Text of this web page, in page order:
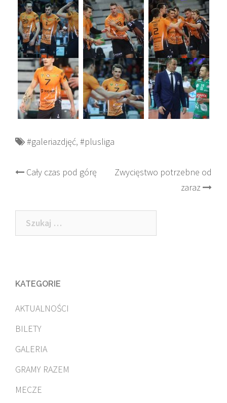
#galeriazdjęć, #plusliga
Post
Cały czas pod górę
Zwycięstwo potrzebne od
zaraz
Szukaj:
KATEGORIE
AKTUALNOŚCI
BILETY
GALERIA
GRAMY RAZEM
MECZE